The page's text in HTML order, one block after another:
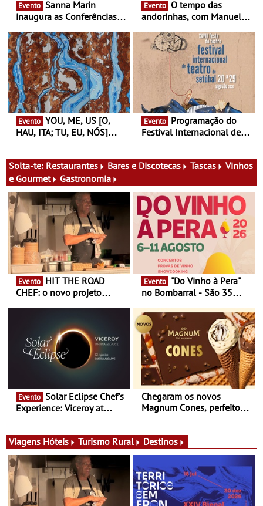
Evento
inaugura as Conferências
Antiga primeira-ministra da
Finlândia é a convidada da
primeira edição do novo
ciclo de debates dedicado
aos grandes temas do
nosso tempo
Evento
andorinhas, com Manuel
Atum - Concerto
performance na MAAT
Gallery a 3 de Setembro,
Evento
HAU, ITA; TU, EU, NÓS]
13 de Dezembro
Evento
Festival Internacional de
29 de Agosto
Solta-te: Restaurantes Bares e Discotecas Tascas
Vinhos
e Gourmet
Gastronomia
Evento
CHEF: o novo projeto
conceito gastronómico
itinerante que percorre
Portugal
Evento
no Bombarral - São 35
prova e seis dias de
experiências
Evento
Experience: Viceroy at
exclusiva
Chegaram os novos
Magnum Cones, perfeitos
Viagens Hóteis Turismo Rural Destinos